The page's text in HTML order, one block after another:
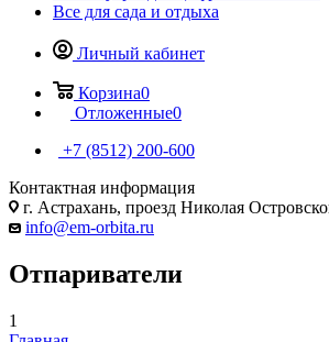
Все для сада и отдыха
Личный кабинет
Корзина0
Отложенные0
+7 (8512) 200-600
Контактная информация
г. Астрахань, проезд Николая
info@em-orbita.ru
Отпариватели
1